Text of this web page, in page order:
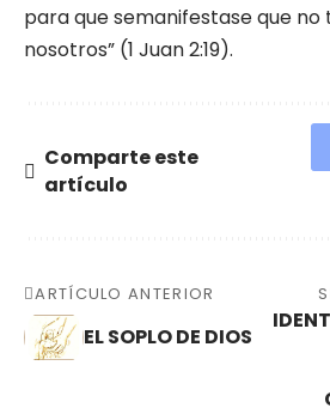
para que semanifestase que no
nosotros” (1 Juan 2:19).
Comparte este
artículo
ARTÍCULO ANTERIOR
EL SOPLO DE DIOS